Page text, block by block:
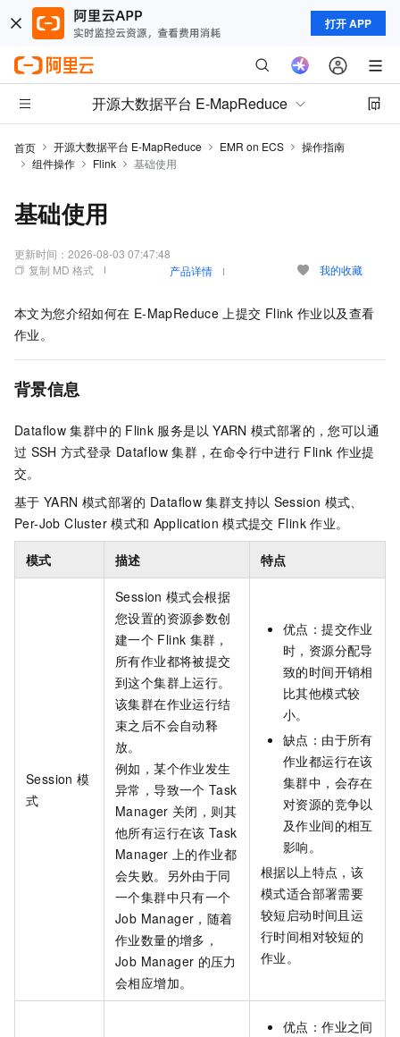
打开 APP
开源大数据平台 E-MapReduce
首页 开源大数据平台 E-MapReduce EMR on ECS
操作指南
组件操作
Flink 基础使用
基础使用
更新时间： 2026-08-03 07:47:48
复制 MD 格式
产品详情 我的收藏
本文为您介绍如何在 E-MapReduce 上提交 Flink 作业以及查看
作业。
背景信息
Dataflow 集群中的 Flink 服务是以 YARN 模式部署的，您可以通
过 SSH 方式登录 Dataflow 集群，在命令行中进行 Flink 作业提
交。
基于 YARN 模式部署的 Dataflow 集群支持以 Session 模式、
Per-Job Cluster 模式和 Application 模式提交 Flink 作业。
模式 描述 特点
Session 模
式
Session 模式会根据
您设置的资源参数创
建一个 Flink 集群，
所有作业都将被提交
到这个集群上运行。
该集群在作业运行结
束之后不会自动释
放。
例如，某个作业发生
异常，导致一个 Task
Manager 关闭，则其
他所有运行在该 Task
Manager 上的作业都
会失败。另外由于同
一个集群中只有一个
Job Manager，随着
作业数量的增多，
Job Manager 的压力
会相应增加。
优点：提交作业
时，资源分配导
致的时间开销相
比其他模式较
小。
缺点：由于所有
作业都运行在该
集群中，会存在
对资源的竞争以
及作业间的相互
影响。
根据以上特点，该
模式适合部署需要
较短启动时间且运
行时间相对较短的
作业。
优点：作业之间